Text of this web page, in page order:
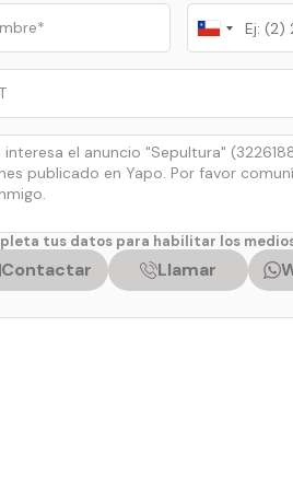
Chile
+56
tus datos para habilitar los
Contactar Llamar